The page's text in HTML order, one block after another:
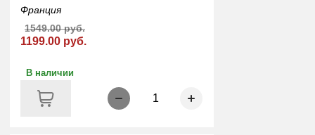
Франция
1199.00 руб.
1549.00 руб.
В наличии
1